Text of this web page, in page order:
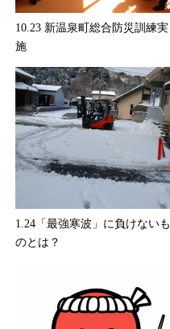
10.23 新温泉町総合防災訓練実
施
1.24「最強寒波」に負けないも
のとは？